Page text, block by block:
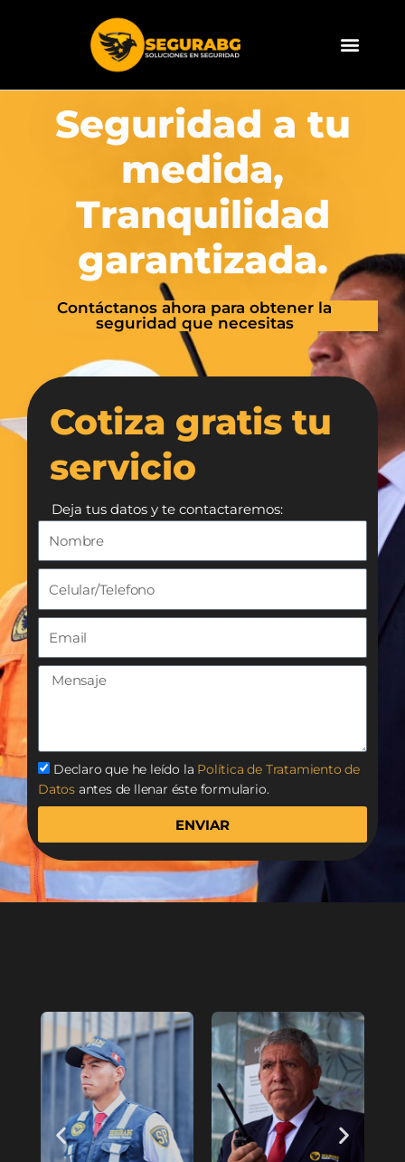
Seguridad a tu
medida,
Tranquilidad
garantizada.
Contáctanos ahora para obtener la
seguridad que necesitas
Cotiza gratis tu
servicio
Deja tus datos y te contactaremos:
Declaro que he leído la Política de Tratamiento de
Datos antes de llenar éste formulario.
ENVIAR